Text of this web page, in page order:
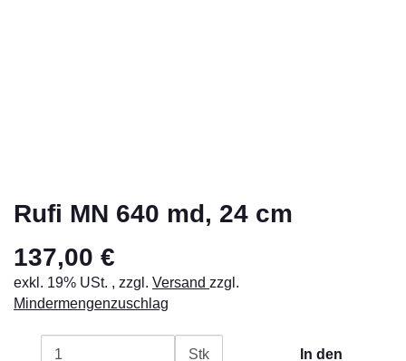
Rufi MN 640 md, 24 cm
137,00 €
exkl. 19% USt. , zzgl. Versand zzgl.
Mindermengenzuschlag
Stk
In den